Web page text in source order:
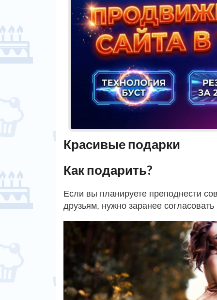
Красивые подарки
Как подарить?
Если вы планируете преподнести
друзьям, нужно заранее